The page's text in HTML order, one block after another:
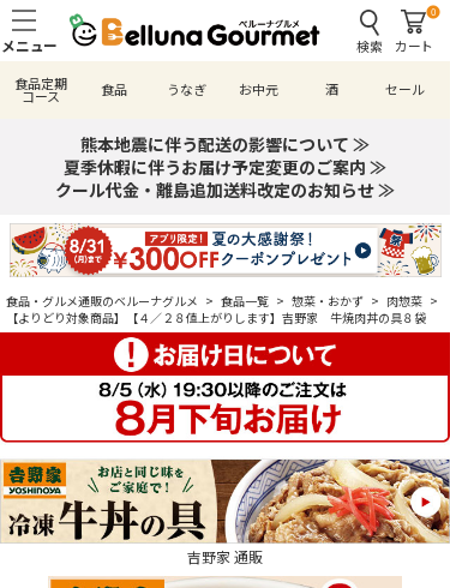
検索
0
カート
食品定期
コース 食品 うなぎ お中元 酒 セール
熊本地震に伴う配送の影響について ≫
夏季休暇に伴うお届け予定変更のご案内 ≫
クール代金・離島追加送料改定のお知らせ ≫
食品・グルメ通販のベルーナグルメ > 食品一覧 > 惣菜・おかず > 肉惣菜 >
【よりどり対象商品】【４／２８値上がりします】吉野家 牛焼肉丼の具８袋
吉野家 通販